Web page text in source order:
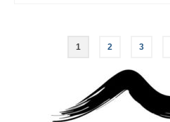
Bejegyzés
navigáció
1 2 3